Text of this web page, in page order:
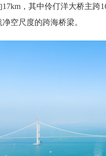
，其中伶仃洋大桥主跨
空尺度的跨海桥梁。